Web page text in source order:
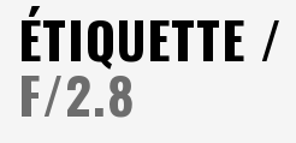
ÉTIQUETTE /
F/2.8